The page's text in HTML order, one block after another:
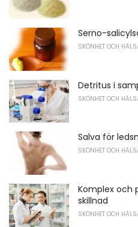
Serno-
SKÖNHET OCH
Detritus i
SKÖNHET OCH
Salva för
SKÖNHET OCH
Komplex och
skillnad
SKÖNHET OCH